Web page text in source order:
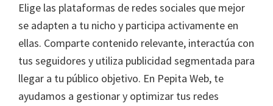
Elige las plataformas de redes sociales que mejor
se adapten a tu nicho y participa activamente en
ellas. Comparte contenido relevante, interactúa con
tus seguidores y utiliza publicidad segmentada para
llegar a tu público objetivo. En Pepita Web, te
ayudamos a gestionar y optimizar tus redes